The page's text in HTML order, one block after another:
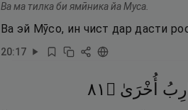
Ва ма тилка би ямӣника йа Муса.
Ва эй Мӯсо, ин чист дар дасти
20:17
أُخْرَىٰ ۝ ١٨